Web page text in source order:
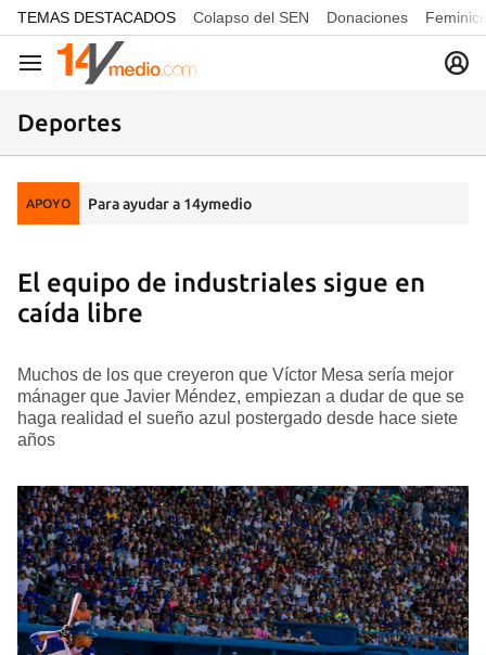
common.go-to-content
TEMAS DESTACADOS Colapso del SEN Donaciones
Navegación
Deportes
APOYO Para ayudar a 14ymedio
El equipo de industriales sigue en
caída libre
Muchos de los que creyeron que Víctor Mesa sería mejor
mánager que Javier Méndez, empiezan a dudar de que se
haga realidad el sueño azul postergado desde hace siete
años